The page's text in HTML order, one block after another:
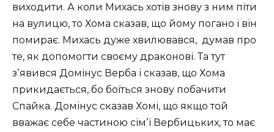
виходити. А коли Михась хотів знову з ним піти
на вулицю, то Хома сказав, що йому погано і він
помирає. Михась дуже хвилювався, думав про
те, як допомогти своєму драконові. Та тут
зʼявився Домінус Верба і сказав, що Хома
прикидається, бо боїться знову побачити
Спайка. Домінус сказав Хомі, що якщо той
вважає себе частиною сімʼї Вербицьких, то має